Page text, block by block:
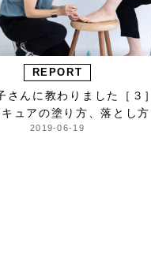
REPORT
さんに教わりました［３］
ュアの塗り方、落とし方
2019-06-19